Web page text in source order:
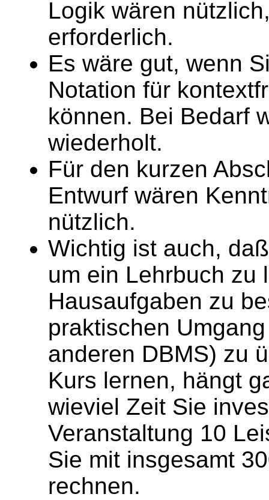
Logik wären
erforderlich.
Es wäre gut, wenn
Notation für
können. Bei Bedarf
wiederholt.
Für den kurzen
Entwurf wären
nützlich.
Wichtig ist auch,
um ein Lehrbuch zu
Hausaufgaben zu
praktischen
anderen DBMS) zu
Kurs lernen, hängt
wieviel Zeit Sie
Veranstaltung 10
Sie mit insgesamt
rechnen.